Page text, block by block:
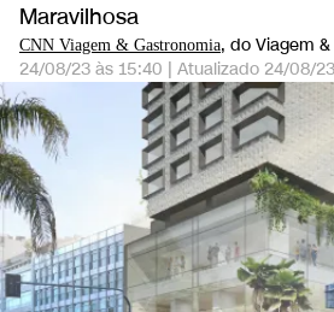
Maravilhosa
CNN Viagem & Gastronomia, do Viagem
24/08/23 às 15:40 | Atualizado 24/08/